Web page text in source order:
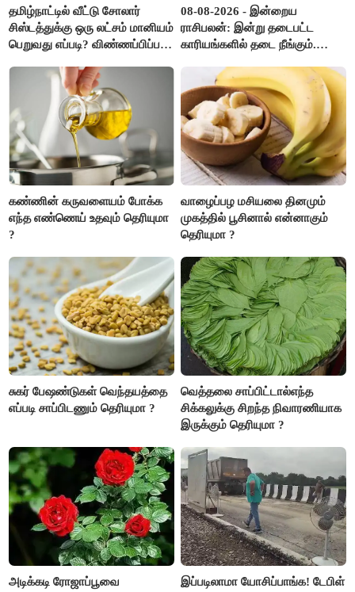
தமிழ்நாட்டில் வீட்டு சோலார்
சிஸ்டத்துக்கு ஒரு லட்சம் மானியம்
பெறுவது எப்படி? விண்ணப்பிப்பது
08-08-2026 - இன்றைய
ராசிபலன்: இன்று தடைபட்ட
காரியங்களில் தடை நீங்கும்.
இருக்கும். ஆன்மீக எண்ணம்
அதிகரிக்கும்..!
கண்ணின் கருவளையம் போக்க
எந்த எண்ணெய் உதவும் தெரியுமா
?
வாழைப்பழ மசியலை தினமும்
முகத்தில் பூசினால் என்னாகும்
தெரியுமா ?
சுகர் பேஷண்டுகள் வெந்தயத்தை
எப்படி சாப்பிடணும் தெரியுமா ?
வெத்தலை சாப்பிட்டால்எந்த
சிக்கலுக்கு சிறந்த நிவாரணியாக
இருக்கும் தெரியுமா ?
அடிக்கடி ரோஜாப்பூவை
இப்படிலாமா யோசிப்பாங்க! டேபிள்